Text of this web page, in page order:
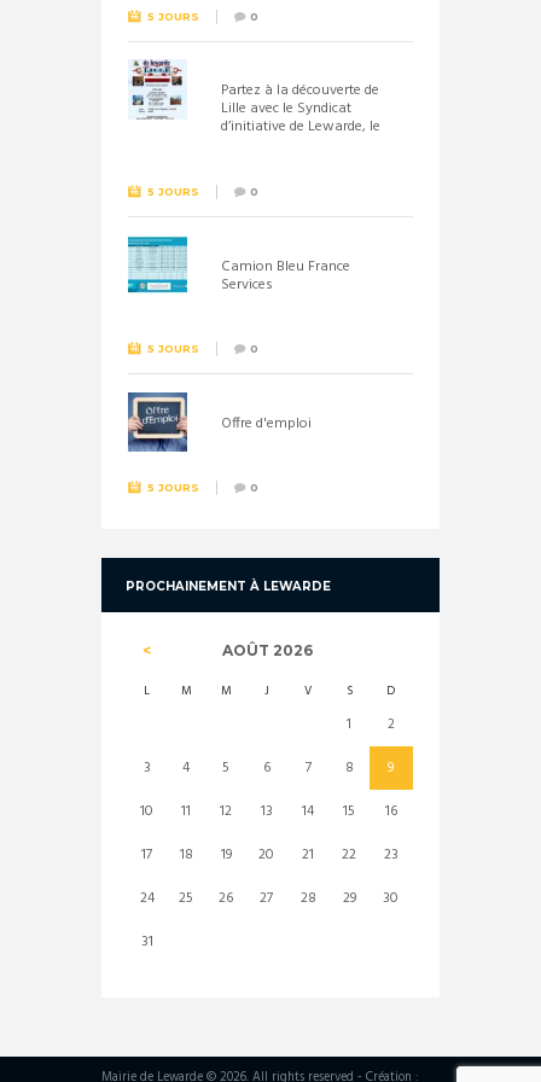
5 JOURS 0
Partez à la découverte de
Lille avec le Syndicat
d’initiative de Lewarde, le
5 JOURS 0
Camion Bleu France
Services
5 JOURS 0
Offre d'emploi
5 JOURS 0
PROCHAINEMENT À LEWARDE
AOÛT 2026
L M M J V S D
1
2
3
4 5 6 7 8
9
10
11 12 13 14 15
16
17
18 19 20 21 22
23
24
25 26 27 28 29
30
31